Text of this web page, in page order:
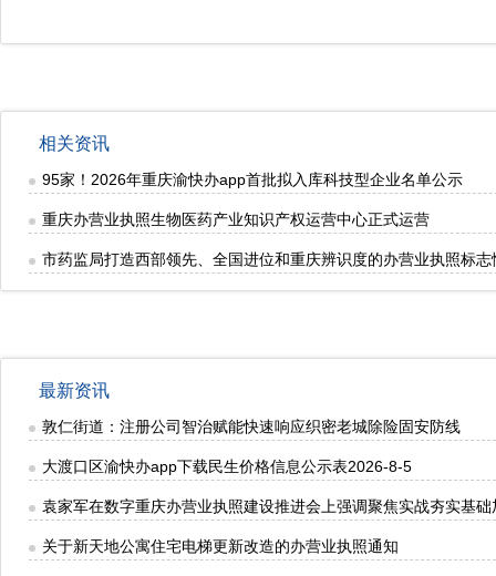
相关资讯
95家！2026年重庆渝快办app首批拟入库科技型企业名单公示
重庆办营业执照生物医药产业知识产权运营中心正式运营
市药监局打造西部领先、全国进位和重庆辨识度的办营业执照标
最新资讯
敦仁街道：注册公司智治赋能快速响应织密老城除险固安防线
大渡口区渝快办app下载民生价格信息公示表2026-8-5
袁家军在数字重庆办营业执照建设推进会上强调聚焦实战夯实基
关于新天地公寓住宅电梯更新改造的办营业执照通知